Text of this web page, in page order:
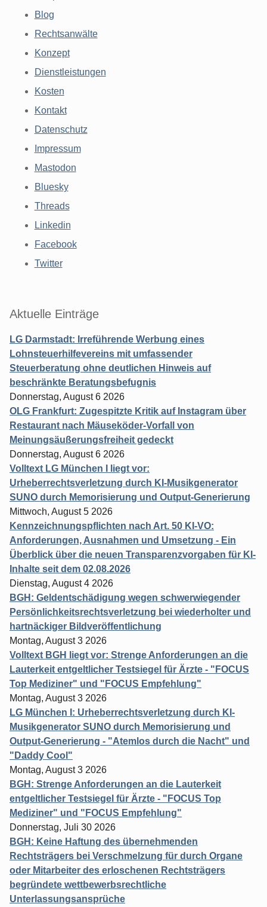
Blog
Rechtsanwälte
Konzept
Dienstleistungen
Kosten
Kontakt
Datenschutz
Impressum
Mastodon
Bluesky
Threads
Linkedin
Facebook
Twitter
Aktuelle Einträge
LG Darmstadt: Irreführende Werbung eines
Lohnsteuerhilfevereins mit umfassender
Steuerberatung ohne deutlichen Hinweis auf
beschränkte Beratungsbefugnis
Donnerstag, August 6 2026
OLG Frankfurt: Zugespitzte Kritik auf Instagram über
Restaurant nach Mäuseköder-Vorfall von
Meinungsäußerungsfreiheit gedeckt
Donnerstag, August 6 2026
Volltext LG München I liegt vor:
Urheberrechtsverletzung durch KI-Musikgenerator
SUNO durch Memorisierung und Output-Generierung
Mittwoch, August 5 2026
Kennzeichnungspflichten nach Art. 50 KI-VO:
Anforderungen, Ausnahmen und Umsetzung - Ein
Überblick über die neuen Transparenzvorgaben für KI-
Inhalte seit dem 02.08.2026
Dienstag, August 4 2026
BGH: Geldentschädigung wegen schwerwiegender
Persönlichkeitsrechtsverletzung bei wiederholter und
hartnäckiger Bildveröffentlichung
Montag, August 3 2026
Volltext BGH liegt vor: Strenge Anforderungen an die
Lauterkeit entgeltlicher Testsiegel für Ärzte - "FOCUS
Top Mediziner" und "FOCUS Empfehlung"
Montag, August 3 2026
LG München I: Urheberrechtsverletzung durch KI-
Musikgenerator SUNO durch Memorisierung und
Output-Generierung - "Atemlos durch die Nacht" und
"Daddy Cool"
Montag, August 3 2026
BGH: Strenge Anforderungen an die Lauterkeit
entgeltlicher Testsiegel für Ärzte - "FOCUS Top
Mediziner" und "FOCUS Empfehlung"
Donnerstag, Juli 30 2026
BGH: Keine Haftung des übernehmenden
Rechtsträgers bei Verschmelzung für durch Organe
oder Mitarbeiter des erloschenen Rechtsträgers
begründete wettbewerbsrechtliche
Unterlassungsansprüche